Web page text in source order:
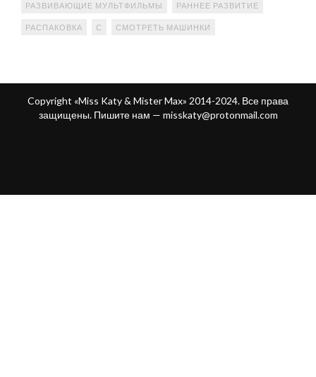
РАЗВИВАЮЩИЕ МУЛЬТФИЛЬМЫ РАННЕЕ РАЗВИТИЕ
РАСПАКОВКА С СМОТРЕТЬ МАШИНКИ
Copyright «Miss Katy & Mister Max» 2014-2024. Все права
защищены. Пишите нам — misskaty@protonmail.com